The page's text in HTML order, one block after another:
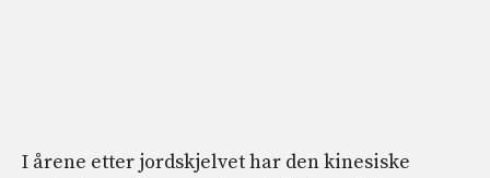
I årene etter jordskjelvet har den kinesiske